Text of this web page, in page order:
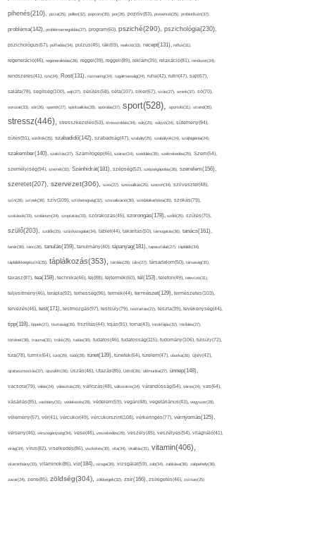
pihenés(210), pizza(25), pollen(32), popcorn(35), por(26), pozitív(83), prevenció(25), probiotikum(37),
probléma(142), problémamegoldás(27), program(60), psziché(290), pszichológia(230),
pszichológus(67), puffadás(34), pulzus(45), rák(69), reakció(33), recept(131), reflux(31),
regeneráció(46), regenerálódás(28), reggel(39), reggeli(89), reklám(39), relaxáció(81), rendszer(24),
rendszeres(41), rizs(34), Rost(131), rozmaring(24), rugalmasság(24), ruha(42), rutin(47), sajt(67),
saláta(78), segítség(100), sejt(27), sérülés(58), séta(107), siker(67), sírás(27), smink(37), só(70),
sorozat(33), sör(26), spenót(27), spiritualitás(28), spórolás(37), sport(528), sportoló(31), strand(35),
stressz(446), stresszkezelés(53), stresszoldás(34), súly(25), súlyzó(24), sütemény(94),
sütés(91), sütőtök(25), szabadidő(142), szabadság(47), szabály(25), szabályok(24), szájhigiénia(24),
szakember(140), szakítás(27), Számítógép(46), száraz(24), szédülés(35), székrekedés(25), Szem(54),
személyiség(94), szemét(32), Szénhidrát(181), szépség(52), szépségápolás(26), szerelem(156),
szeretet(207), szervezet(306), szex(27), szexualitás(25), szezon(34), szilveszter(48),
szín(28), színek(36), szív(109), szívbetegség(32), szocializáció(30), szódabikarbóna(35), szokás(79),
szokások(33), szolárium(24), szoptatás(33), szórakozás(45), szorongás(178), szőlő(25), szülés(70),
szülő(203), szülők(25), szűrővizsgálat(34), tablet(44), takarítás(50), támogatás(36), tanács(161),
tanár(36), tánc(26), tanulás(159), tanulmány(40), tápanyag(181), tapasztalat(27), táplálék(34),
táplálékkiegészítő(25), táplálkozás(353), tárolás(29), társ(27), társadalom(50), társaság(31),
tavasz(87), tea(158), technika(46), tej(88), tejtermék(60), tél(153), telefon(49), televízió(31),
teljesítmény(46), terápia(92), terhesség(96), termék(44), természet(129), természetes(103),
tervezés(46), test(171), testmozgás(97), testsúly(79), testtartás(27), tészta(39), tevékenység(44),
tipp(118), tippek(27), tisztaság(35), tisztítás(44), tojás(91), torna(43), torokfájás(32), törődés(27),
történet(38), trauma(31), trükk(25), tudás(30), tudatos(46), tudatosság(115), tudomány(106), túlsúly(72),
túra(78), turmix(64), túró(29), tüdő(28), tünet(139), tünetek(64), türelem(47), uborka(26), újév(42),
újrahasznosítás(37), újszülött(26), úszás(46), Utazás(85), Üdítő(26), ülőmunka(27), ünnep(148),
vacsora(79), válás(24), választás(29), változás(48), változatos(24), várandósság(54), város(24), vas(64),
vásárlás(85), vashiány(31), védekezés(28), védelem(59), vegán(48), vegetáriánus(43), vegyszer(28),
vélemény(57), vér(41), vércukor(49), vércukorszint(108), vérkeringés(77), vérnyomás(125),
verseny(46), vérszegénység(34), vese(46), veszekedés(29), veszély(45), veszélyes(54), világháló(41),
virág(34), vírus(82), viselkedés(86), viszketés(30), vita(34), vitalitás(31), vitamin(406),
vitaminhiány(33), vitaminok(86), víz(184), vizsga(26), vizsgálat(59), zab(34), zabkása(36), zabpehely(36),
zavar(24), zene(85), zöldség(304), zöldségek(32), zsír(166), zsírégetés(46), zsírsav(25)